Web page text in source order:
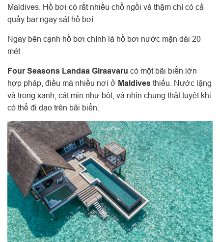
Maldives. Hồ bơi có rất nhiều chỗ ngồi và thậm chí có cả
quầy bar ngay sát hồ bơi
Ngay bên cạnh hồ bơi chính là hồ bơi nước mặn dài 20
mét
Four Seasons Landaa Giraavaru có một bãi biển lớn
hợp pháp, điều mà nhiều nơi ở Maldives thiếu. Nước lặng
và trong xanh, cát mịn như bột, và nhìn chung thật tuyệt khi
có thể đi dạo trên bãi biển.